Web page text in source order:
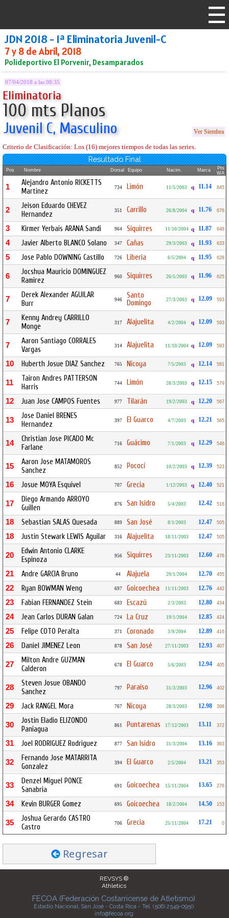
JDN 2018 - 1ª Eliminatoria Juvenil-C
7 y 8 de Abril, 2018
Polideportivo El Porvenir, Desamparados
07/04/2018 a las 08:35
Eliminatoria
100 mts Planos
Juvenil C, Masculino Ver Siembra
Criterio de Clasificación: Los (16) mejores tiempos de todas las series.
Resultado Final
Pos Nombre Dorsal Equipo Nacim. Marca
Pts
WA
1
Alejandro Antonio RICKETTS
Martinez
734 Limón 11/5/2003 q 11.14 845
2
Jeison Eduardo CHEVEZ
Hernandez
351 Carrillo 26/8/2004 q 11.76 676
3 Kirmer Yerbais ARANA Sandi 964 Siquirres 11/10/2004 q 11.87 648
4 Javier Alberto BLANCO Solano 347 Cañas 29/3/2003 q 11.93 633
5 Jose Pablo DOWNING Castillo 726 Liberia 6/5/2004 q 11.95 628
6
Jocshua Mauricio DOMINGUEZ
Ramirez
960 Siquirres 26/5/2003 q 11.96 625
7
Derek Alexander AGUILAR
Burr
946
Santo
Domingo
27/3/2003 q 12.09 593
7
Kenny Andrey CARRILLO
Monge
317 Alajuelita 4/2/2004 q 12.09 593
7
Aaron Santiago CORRALES
Vargas
314 Alajuelita 11/10/2004 q 12.09 593
10 Huberth Josue DIAZ Sanchez 765 Nicoya 7/5/2003 q 12.14 581
11
Tairon Andres PATTERSON
Harris
744 Limón 28/3/2003 q 12.15 579
12 Juan Jose CAMPOS Fuentes 977 Tilarán 19/2/2003 q 12.20 567
13
Jose Daniel BRENES
Hernandez
397 El Guarco 4/7/2003 q 12.21 565
14
Christian Jose PICADO Mc
Farlane
716 Guácimo 7/1/2003 q 12.29 546
15
Aaron Jose MATAMOROS
Sanchez
852 Pococí 10/2/2003 q 12.39 523
16 Josue MOYA Esquivel 707 Grecia 1/12/2003 q 12.40 521
17
Diego Armando ARROYO
Guillen
876 San Isidro 5/4/2003 12.42 516
18 Sebastian SALAS Quesada 889 San José 8/1/2003 12.47 505
18 Justin Stewark LEWIS Aguilar 316 Alajuelita 18/11/2003 12.47 505
20
Edwin Antonio CLARKE
Espinoza
956 Siquirres 23/11/2003 12.60 476
21 Andre GARCIA Bruno 44 Alajuela 29/1/2004 12.70 455
22 Ryan BOWMAN Weng 697 Goicoechea 11/11/2003 12.76 442
23 Fabian FERNANDEZ Stein 683 Escazú 2/3/2003 12.80 434
24 Jean Carlos DURAN Galan 724 La Cruz 19/1/2004 12.85 424
25 Felipe COTO Peralta 371 Coronado 3/9/2004 12.89 416
26 Daniel JIMENEZ Leon 878 San José 27/11/2003 12.93 407
27
Milton Andre GUZMAN
Calderon
678 El Guarco 5/6/2003 12.94 405
28
Steven Josue OBANDO
Sanchez
797 Paraíso 31/3/2003 12.96 402
29 Jack RANGEL Mora 767 Nicoya 28/3/2003 12.98 398
30
Jostin Eladio ELIZONDO
Paniagua
861 Puntarenas 17/12/2003 13.11 372
31 Joel RODRIGUEZ Rodriguez 877 San Isidro 31/3/2004 13.16 363
32
Fernando Jose MATARRITA
Gonzalez
394 El Guarco 2/5/2004 13.21 353
33
Denzel Miguel PONCE
Sanabria
691 Goicoechea 15/11/2004 13.65 276
34 Kevin BURGER Gomez 695 Goicoechea 18/2/2004 14.50 153
35
Joshua Gerardo CASTRO
Castro
706 Grecia 25/11/2004 17.21 0
Regresar
REVSYS ®
Athletics
FECOA (Federación Costarricense de Atletismo)
Estadio Nacional, San José - Costa Rica - Tel. (506) 2549-0950
info@fecoa.org